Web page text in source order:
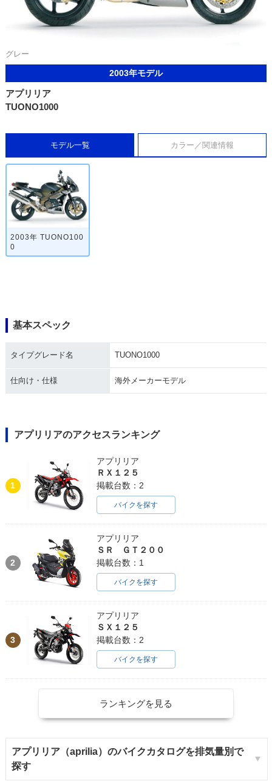
グレー
2003年モデル
アプリリア
TUONO1000
モデル一覧 カラー／関連情報
2003年 TUONO100
0
基本スペック
タイプグレード名 TUONO1000
仕向け・仕様 海外メーカーモデル
アプリリアのアクセスランキング
1
アプリリア
ＲＸ１２５
掲載台数：2
バイクを探す
2
アプリリア
ＳＲ ＧＴ２００
掲載台数：1
バイクを探す
3
アプリリア
ＳＸ１２５
掲載台数：2
バイクを探す
ランキングを見る
アプリリア（aprilia）のバイクカタログを排気量別で
探す